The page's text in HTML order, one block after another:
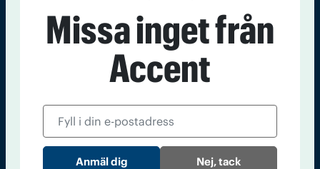
nummer av
Missa inget från
Accent
Nej, tack